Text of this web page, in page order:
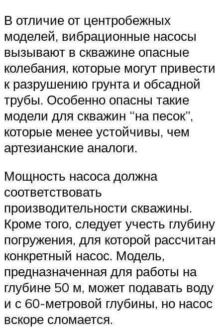
В отличие от центробежных
моделей, вибрационные насосы
вызывают в скважине опасные
колебания, которые могут привести
к разрушению грунта и обсадной
трубы. Особенно опасны такие
модели для скважин “на песок”,
которые менее устойчивы, чем
артезианские аналоги.
Мощность насоса должна
соответствовать
производительности скважины.
Кроме того, следует учесть глубину
погружения, для которой рассчитан
конкретный насос. Модель,
предназначенная для работы на
глубине 50 м, может подавать воду
и с 60-метровой глубины, но насос
вскоре сломается.